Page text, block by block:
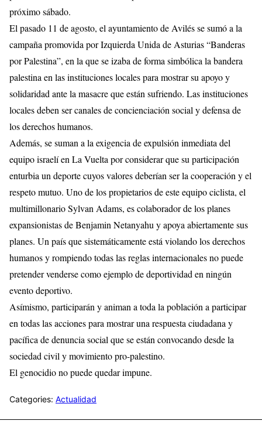
próximo sábado.
El pasado 11 de agosto, el ayuntamiento de Avilés se sumó a la
campaña promovida por Izquierda Unida de Asturias “Banderas
por Palestina”, en la que se izaba de forma simbólica la bandera
palestina en las instituciones locales para mostrar su apoyo y
solidaridad ante la masacre que están sufriendo. Las instituciones
locales deben ser canales de concienciación social y defensa de
los derechos humanos.
Además, se suman a la exigencia de expulsión inmediata del
equipo israelí en La Vuelta por considerar que su participación
enturbia un deporte cuyos valores deberían ser la cooperación y el
respeto mutuo. Uno de los propietarios de este equipo ciclista, el
multimillonario Sylvan Adams, es colaborador de los planes
expansionistas de Benjamin Netanyahu y apoya abiertamente sus
planes. Un país que sistemáticamente está violando los derechos
humanos y rompiendo todas las reglas internacionales no puede
pretender venderse como ejemplo de deportividad en ningún
evento deportivo.
Asímismo, participarán y animan a toda la población a participar
en todas las acciones para mostrar una respuesta ciudadana y
pacífica de denuncia social que se están convocando desde la
sociedad civil y movimiento pro-palestino.
El genocidio no puede quedar impune.
Categories: Actualidad